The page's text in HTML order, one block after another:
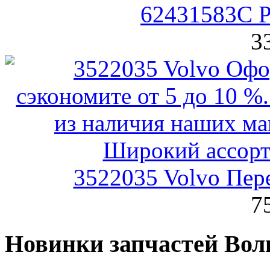
62431583C
3522035 Volvo
Новинки запчастей